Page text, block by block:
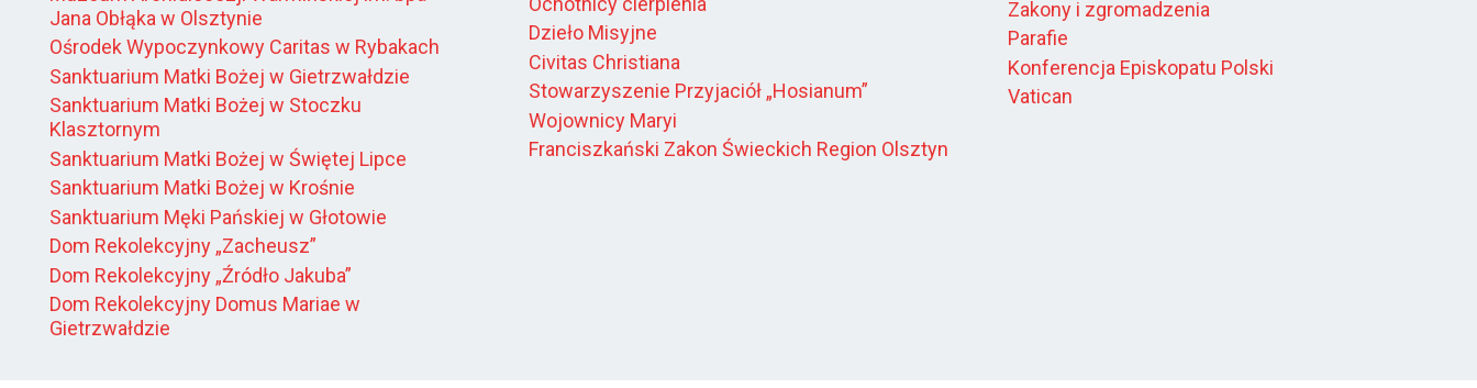
Jana Obłąka w Olsztynie
Ośrodek Wypoczynkowy Caritas w Rybakach
Sanktuarium Matki Bożej w Gietrzwałdzie
Sanktuarium Matki Bożej w Stoczku
Klasztornym
Sanktuarium Matki Bożej w Świętej Lipce
Sanktuarium Matki Bożej w Krośnie
Sanktuarium Męki Pańskiej w Głotowie
Dom Rekolekcyjny „Zacheusz”
Dom Rekolekcyjny „Źródło Jakuba”
Dom Rekolekcyjny Domus Mariae w
Gietrzwałdzie
Dzieło Misyjne
Civitas Christiana
Stowarzyszenie Przyjaciół „Hosianum”
Wojownicy Maryi
Franciszkański Zakon Świeckich Region Olsztyn
Zakony i zgromadzenia
Parafie
Konferencja Episkopatu Polski
Vatican